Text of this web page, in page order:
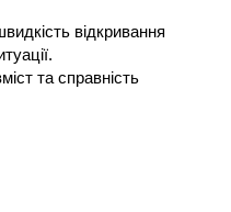
відкривання
та справність